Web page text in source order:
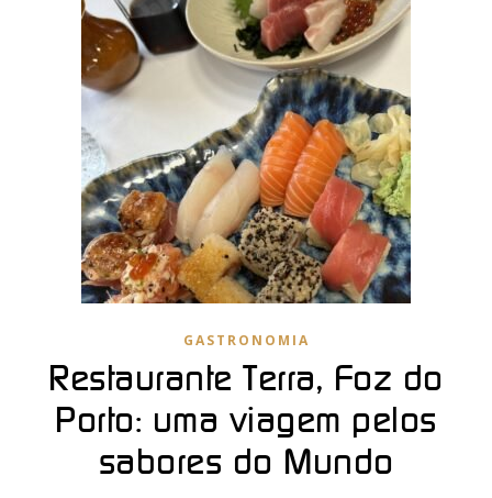
GASTRONOMIA
Restaurante Terra, Foz do
Porto: uma viagem pelos
sabores do Mundo